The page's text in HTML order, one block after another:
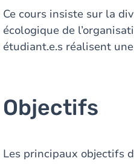
Ce cours insiste sur la
écologique de
étudiant.e.s réalisent
Objectifs
Les principaux objectifs